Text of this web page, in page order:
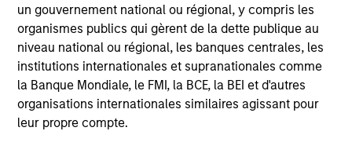
un gouvernement national ou régional, y compris les
organismes publics qui gèrent de la dette publique au
niveau national ou régional, les banques centrales, les
institutions internationales et supranationales comme
la Banque Mondiale, le FMI, la BCE, la BEI et d'autres
organisations internationales similaires agissant pour
leur propre compte.
Emphasize companies with management teams that
have proven records of effective capital allocation and
incentive structures that are aligned with shareholders.
Calculate fair value by evaluating a company's historical
valuation ranges and private market value.
Sell a company if a more compelling investment